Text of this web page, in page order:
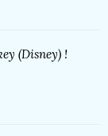
(Disney) !